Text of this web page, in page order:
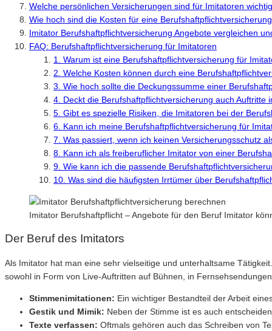
Welche persönlichen Versicherungen sind für Imitatoren
Wie hoch sind die Kosten für eine
Imitator Berufshaftpflichtversicherung Angebote vergleichen
FAQ: Berufshaftpflichtversicherung für Imitatoren
1. Warum ist eine Berufshaftpflichtversicherung für
2. Welche Kosten können durch eine
3. Wie hoch sollte die Deckungssumme einer
4. Deckt die Berufshaftpflichtversicherung auch Auftritte
5. Gibt es spezielle Risiken, die Imitatoren bei der
6. Kann ich meine Berufshaftpflichtversicherung für
7. Was passiert, wenn ich keinen Versicherungsschutz
8. Kann ich als freiberuflicher Imitator von einer
9. Wie kann ich die passende
10. Was sind die häufigsten Irrtümer über
Imitator Berufshaftpflicht – Angebote für den Beruf Imitator
Der Beruf des Imitators
Als Imitator hat man eine sehr vielseitige und unterhaltsame
sowohl in Form von Live-Auftritten auf Bühnen, in
Stimmenimitationen: Ein wichtiger Bestandteil der Arbeit
Gestik und Mimik: Neben der Stimme ist es auch
Texte verfassen: Oftmals gehören auch das Schreiben von